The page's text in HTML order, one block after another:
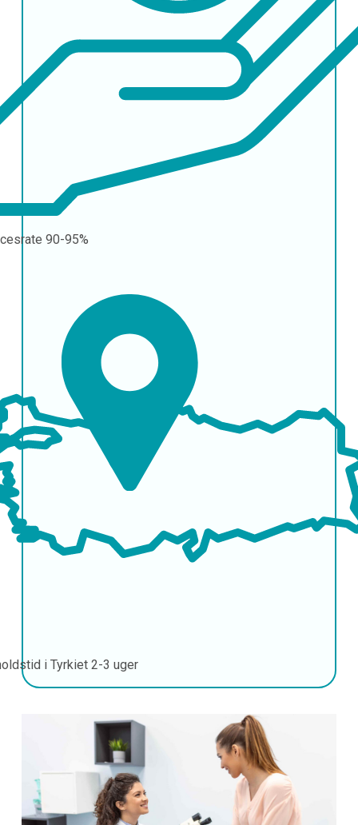
90-95%
i Tyrkiet 2-3 uger